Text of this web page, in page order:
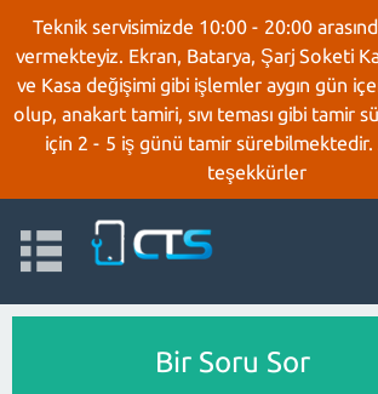
Teknik servisimizde 10:00 - 20:00
vermekteyiz. Ekran, Batarya, Şarj Soketi
ve Kasa değişimi gibi işlemler aygın gün
olup, anakart tamiri, sıvı teması gibi tamir
için 2 - 5 iş günü tamir sürebilmektedir.
teşekkürler
Bir Soru Sor